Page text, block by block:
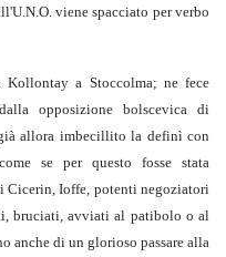
viene spacciato per verbo
Kollontay a Stoccolma; ne fece
opposizione bolscevica di
allora imbecillito la definì con
se per questo fosse stata
Cicerin, Ioffe, potenti negoziatori
bruciati, avviati al patibolo o al
anche di un glorioso passare alla